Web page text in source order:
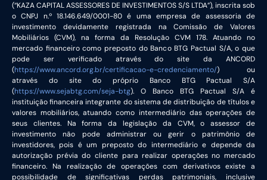
(“KAZA CAPITAL ASSESSORES DE INVESTIMENTOS S/S LTDA”), inscrita sob
o CNPJ n.º 18.146.649/0001-80 é uma empresa de assessoria de
investimento devidamente registrada na Comissão de Valores
Mobiliários (CVM), na forma da Resolução CVM 178. Atuando no
mercado financeiro como preposto do Banco BTG Pactual S/A, o que
pode ser verificado através do site da ANCORD
(https://www.ancord.org.br/certificacao-e-credenciamento/) ou
através do site do próprio Banco BTG Pactual S/A
(https://www.sejabtg.com/seja-btg). O Banco BTG Pactual S/A é
instituição financeira integrante do sistema de distribuição de títulos e
valores mobiliários, atuando como intermediário das operações de
seus clientes. Na forma da legislação da CVM, o assessor de
investimento não pode administrar ou gerir o patrimônio de
investidores, pois é um preposto do intermediário e depende da
autorização prévia do cliente para realizar operações no mercado
financeiro. Na realização de operações com derivativos existe a
possibilidade de significativas perdas patrimoniais, inclusive